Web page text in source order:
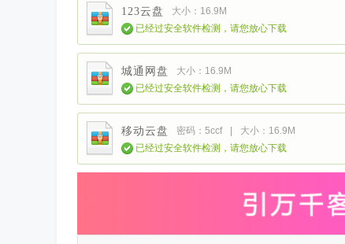
123云盘
大小：16.9M
已经过安全软件检测，请您放心下载
城通网盘
大小：16.9M
已经过安全软件检测，请您放心下载
移动云盘 密码：5ccf |
大小：16.9M
已经过安全软件检测，请您放心下载